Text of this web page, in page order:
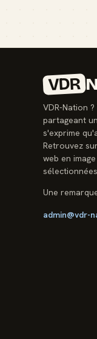
VDR
VDR-Nation
partageant
s'exprime
Retrouvez
web en
Une
admin@vdr-